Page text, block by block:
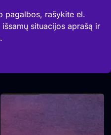
pagalbos, rašykite el.
situacijos aprašą ir